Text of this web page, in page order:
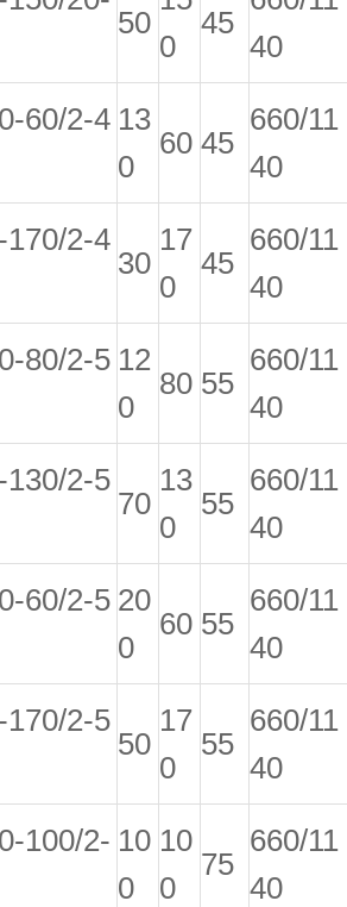
50
0
45
40
60/2-4 13
0
60 45
660/11
40
2-4
30
17
0
45
660/11
40
80/2-5 12
0
80 55
660/11
40
2-5
70
13
0
55
660/11
40
60/2-5 20
0
60 55
660/11
40
2-5
50
17
0
55
660/11
40
100/2- 10
0
10
0
75
660/11
40